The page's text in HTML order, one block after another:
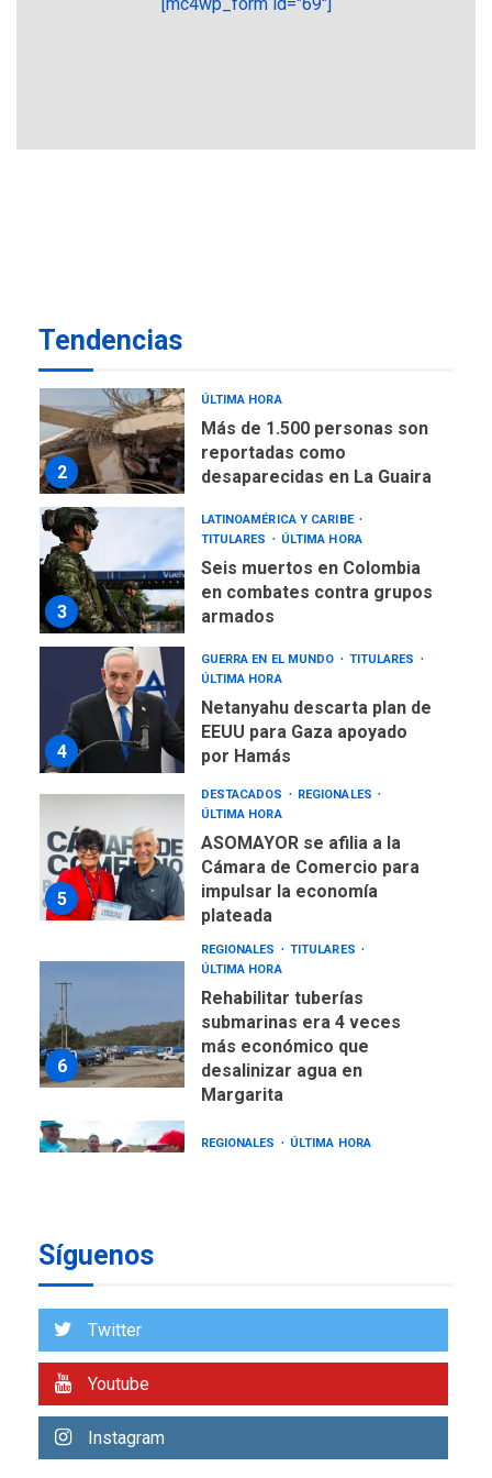
Tendencias
de almacenamiento de agua
2
ÚLTIMA HORA
Más de 1.500 personas son
reportadas como
desaparecidas en La Guaira
3
LATINOAMÉRICA Y CARIBE
TITULARES
ÚLTIMA HORA
Seis muertos en Colombia
en combates contra grupos
armados
4
GUERRA EN EL MUNDO
TITULARES
ÚLTIMA HORA
Netanyahu descarta plan de
EEUU para Gaza apoyado
por Hamás
5
DESTACADOS
REGIONALES
ÚLTIMA HORA
ASOMAYOR se afilia a la
Cámara de Comercio para
impulsar la economía
plateada
6
REGIONALES
TITULARES
ÚLTIMA HORA
Rehabilitar tuberías
submarinas era 4 veces
más económico que
desalinizar agua en
Margarita
REGIONALES ÚLTIMA HORA
1
estados afectados por los
Síguenos
Twitter
Youtube
Instagram